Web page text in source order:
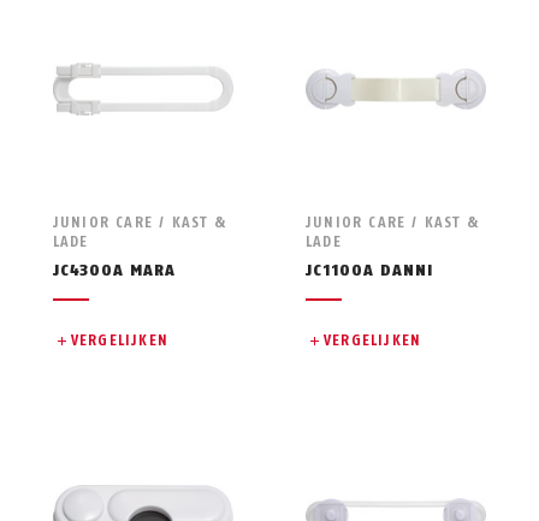
JUNIOR CARE / KAST &
LADE
JC4300A MARA
VERGELIJKEN
JUNIOR CARE / KAST &
LADE
JC1100A DANNI
VERGELIJKEN